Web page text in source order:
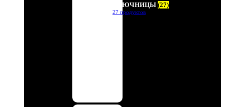
КЛЮЧНИЦЫ (27)
27 продуктов